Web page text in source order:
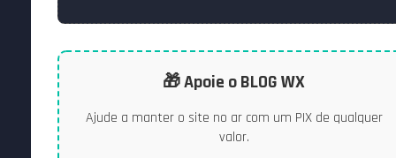
🎁 Apoie o BLOG WX
Ajude a manter o site no ar com um PIX de qualquer
valor.